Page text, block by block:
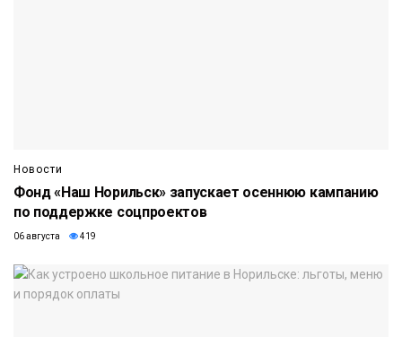
Новости
Фонд «Наш Норильск» запускает осеннюю кампанию
по поддержке соцпроектов
06 августа 419